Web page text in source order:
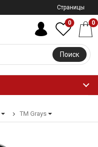
Страницы
Поиск
0 0
ТМ Grays